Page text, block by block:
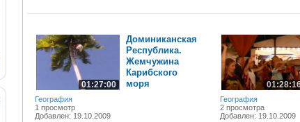
01:27:00
География
1 просмотр
Добавлен: 19.10.2009
Доминиканская
Республика.
Жемчужина
Карибского
моря
География
2 просмотра
Добавлен: 19.10.2009